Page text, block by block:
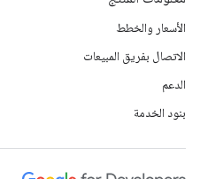
الأسعار والخطط
الاتصال بفريق المبيعات
الدعم
بنود الخدمة